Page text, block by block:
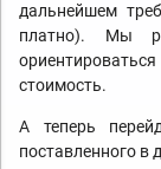
дальнейшем
платно). Мы
стоимость.
А теперь
поставленного в